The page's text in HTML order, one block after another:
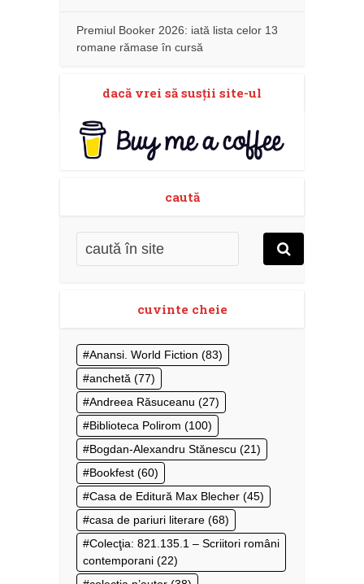
Premiul Booker 2026: iată lista celor 13
romane rămase în cursă
dacă vrei să susţii site-ul
caută
cuvinte cheie
Anansi. World Fiction (83)
anchetă (77)
Andreea Răsuceanu (27)
Biblioteca Polirom (100)
Bogdan-Alexandru Stănescu (21)
Bookfest (60)
Casa de Editură Max Blecher (45)
casa de pariuri literare (68)
Colecţia: 821.135.1 – Scriitori români
contemporani (22)